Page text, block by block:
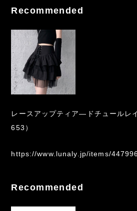
Recommended
レースアップティア―ドチュールレ
653）
https://www.lunaly.jp/items/
Recommended